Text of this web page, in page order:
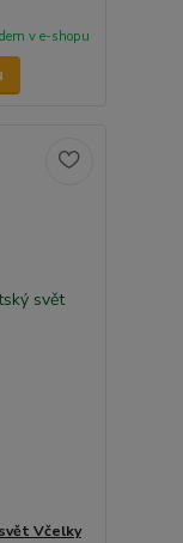
v e-shopu
Včelky